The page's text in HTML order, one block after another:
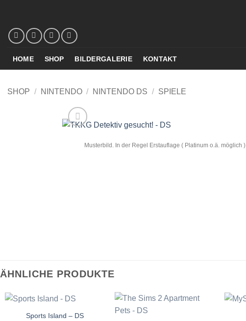
springen
HOME SHOP BILDERGALERIE KONTAKT
SHOP / NINTENDO / NINTENDO DS / SPIELE
Musterbild. In der Regel Erstauflage ( Platinum o.ä. möglich )
ÄHNLICHE PRODUKTE
Sports Island – DS